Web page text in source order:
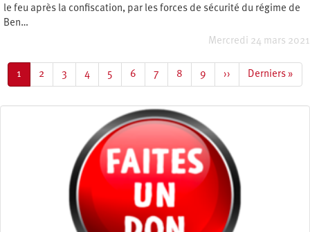
le feu après la confiscation, par les forces de sécurité du régime de
Ben…
Mercredi 24 mars 2021
Page
courante
1 Page
2 Page
3 Page
4 Page
5 Page
6 Page
7 Page
8 Page
9
Page
suivante
››
Dernière
page
Derniers »